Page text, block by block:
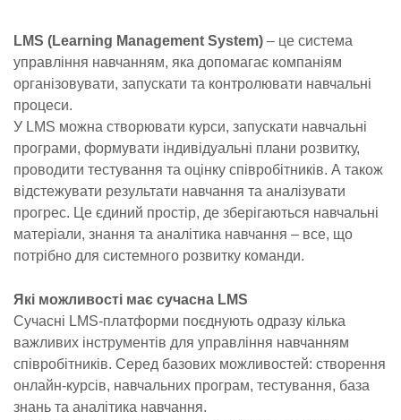
LMS (Learning Management System) – це система
управління навчанням, яка допомагає компаніям
організовувати, запускати та контролювати навчальні
процеси.
У LMS можна створювати курси, запускати навчальні
програми, формувати індивідуальні плани розвитку,
проводити тестування та оцінку співробітників. А також
відстежувати результати навчання та аналізувати
прогрес. Це єдиний простір, де зберігаються навчальні
матеріали, знання та аналітика навчання – все, що
потрібно для системного розвитку команди.
Які можливості має сучасна LMS
Сучасні LMS-платформи поєднують одразу кілька
важливих інструментів для управління навчанням
співробітників. Серед базових можливостей: створення
онлайн-курсів, навчальних програм, тестування, база
знань та аналітика навчання.